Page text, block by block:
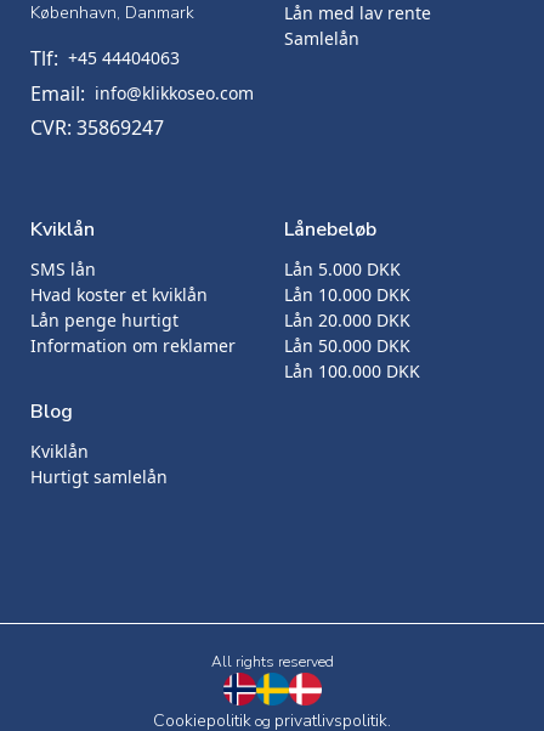
København, Danmark
Tlf: +45 44404063
Email: info@klikkoseo.com
CVR: 35869247
Lån med lav rente
Samlelån
Kviklån
SMS lån
Hvad koster et kviklån
Lån penge hurtigt
Information om reklamer
Blog
Kviklån
Hurtigt samlelån
Lånebeløb
Lån 5.000 DKK
Lån 10.000 DKK
Lån 20.000 DKK
Lån 50.000 DKK
Lån 100.000 DKK
All rights reserved
Cookiepolitikog privatlivspolitik.